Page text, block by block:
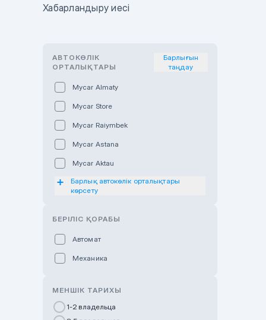
Хабарландыру иесі
АВТОКӨЛІК
ОРТАЛЫҚТАРЫ
Барлығын
таңдау
Mycar Almaty
Mycar Store
Mycar Raiymbek
Mycar Astana
Mycar Aktau
Mycar Uralsk
Haval & Tank Pavlodar
Bavaria Almaty
Mycar Shymkent
Барлық автокөлік орталықтары
көрсету
БЕРІЛІС ҚОРАБЫ
Автомат
Механика
МЕНШІК ТАРИХЫ
1-2 владельца